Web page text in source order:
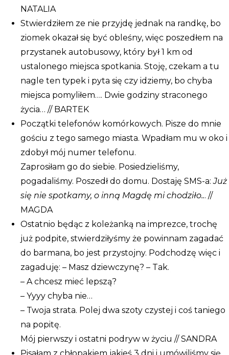
NATALIA
Stwierdziłem ze nie przyjdę jednak na randkę, bo
ziomek okazał się być obleśny, więc poszedłem na
przystanek autobusowy, który był 1 km od
ustalonego miejsca spotkania. Stoję, czekam a tu
nagle ten typek i pyta się czy idziemy, bo chyba
miejsca pomyliłem…. Dwie godziny straconego
życia… // BARTEK
Początki telefonów komórkowych. Pisze do mnie
gościu z tego samego miasta. Wpadłam mu w oko i
zdobył mój numer telefonu.
Zaprosiłam go do siebie. Posiedzieliśmy,
pogadaliśmy. Poszedł do domu. Dostaję SMS-a:Już
się nie spotkamy, o inną Magdę mi chodziło... //
MAGDA
Ostatnio będąc z koleżanką na imprezce, trochę
już podpite, stwierdziłyśmy że powinnam zagadać
do barmana, bo jest przystojny. Podchodzę więc i
zagaduję: – Masz dziewczynę? – Tak.
– A chcesz mieć lepszą?
– Yyyy chyba nie…
– Twoja strata. Polej dwa szoty czystej i coś taniego
na popitę.
Mój pierwszy i ostatni podryw w życiu // SANDRA